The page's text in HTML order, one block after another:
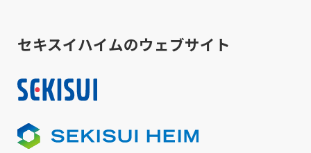
セキスイハイムのウェブサイト